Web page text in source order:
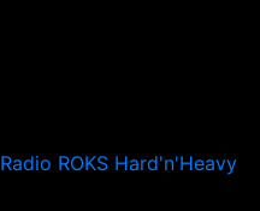
Radio ROKS Hard'n'Heavy